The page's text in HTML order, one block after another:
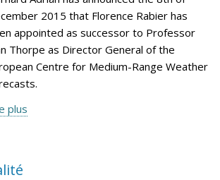
2015 that Florence Rabier has
appointed as successor to Professor
Thorpe as Director General of the
Centre for Medium-Range Weather
plus